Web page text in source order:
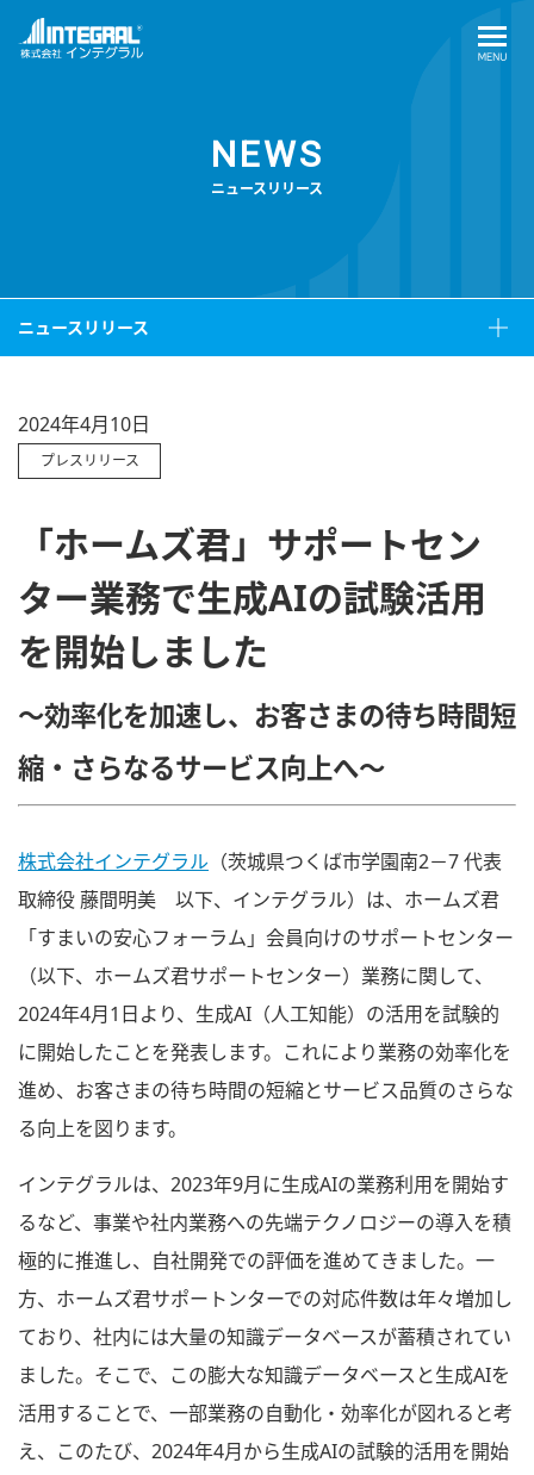
NEWS
ニュースリリース
ニュースリリース
2024年4月10日
プレスリリース
「ホームズ君」サポートセン
ター業務で生成AIの試験活用
を開始しました
～効率化を加速し、お客さまの待ち時間短
縮・さらなるサービス向上へ～
株式会社インテグラル （茨城県つくば市学園南2－7 代表
取締役 藤間明美 以下、インテグラル）は、ホームズ君
「すまいの安心フォーラム」会員向けのサポートセンター
（以下、ホームズ君サポートセンター）業務に関して、
2024年4月1日より、生成AI（人工知能）の活用を試験的
に開始したことを発表します。これにより業務の効率化を
進め、お客さまの待ち時間の短縮とサービス品質のさらな
る向上を図ります。
インテグラルは、2023年9月に生成AIの業務利用を開始す
るなど、事業や社内業務への先端テクノロジーの導入を積
極的に推進し、自社開発での評価を進めてきました。一
方、ホームズ君サポートンターでの対応件数は年々増加し
ており、社内には大量の知識データベースが蓄積されてい
ました。そこで、この膨大な知識データベースと生成AIを
活用することで、一部業務の自動化・効率化が図れると考
え、このたび、2024年4月から生成AIの試験的活用を開始